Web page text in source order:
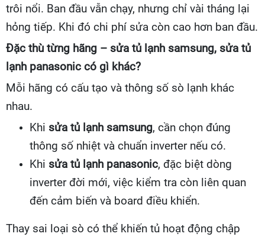
trôi nổi. Ban đầu vẫn chạy, nhưng chỉ vài tháng lại
hỏng tiếp. Khi đó chi phí sửa còn cao hơn ban đầu.
Đặc thù từng hãng – sửa tủ lạnh samsung, sửa tủ
lạnh panasonic có gì khác?
Mỗi hãng có cấu tạo và thông số sò lạnh khác
nhau.
Khi sửa tủ lạnh samsung, cần chọn đúng
thông số nhiệt và chuẩn inverter nếu có.
Khi sửa tủ lạnh panasonic, đặc biệt dòng
inverter đời mới, việc kiểm tra còn liên quan
đến cảm biến và board điều khiển.
Thay sai loại sò có thể khiến tủ hoạt động chập